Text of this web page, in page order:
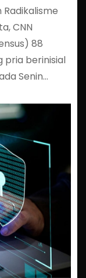
Radikalisme
CNN
88
pria berinisial
Senin…